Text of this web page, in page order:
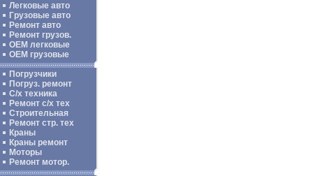
Легковые авто
Грузовые авто
Ремонт авто
Ремонт грузов.
ОЕМ легковые
OEM грузовые
Погрузчики
Погруз. ремонт
С/х техника
Ремонт с/х тех
Строительная
Ремонт стр. тех
Краны
Краны ремонт
Моторы
Ремонт мотор.